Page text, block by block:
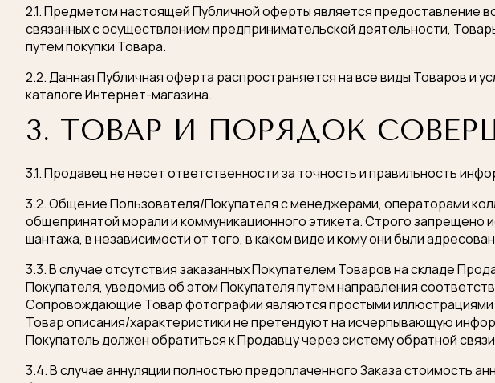
2.1. Предметом настоящей Публичной оферты является предоставление
связанных с осуществлением предпринимательской деятельности,
путем покупки Товара.
2.2. Данная Публичная оферта распространяется на все виды Товаров и
каталоге Интернет-магазина.
3. ТОВАР И ПОРЯДОК
3.1. Продавец не несет ответственности за точность и правильность
3.2. Общение Пользователя/Покупателя с менеджерами, операторами
общепринятой морали и коммуникационного этикета. Строго запрещено
шантажа, в независимости от того, в каком виде и кому они были
3.3. В случае отсутствия заказанных Покупателем Товаров на складе
Покупателя, уведомив об этом Покупателя путем направления
Сопровождающие Товар фотографии являются простыми
Товар описания/характеристики не претендуют на исчерпывающую
Покупатель должен обратиться к Продавцу через систему обратной
3.4. В случае аннуляции полностью предоплаченного Заказа стоимость